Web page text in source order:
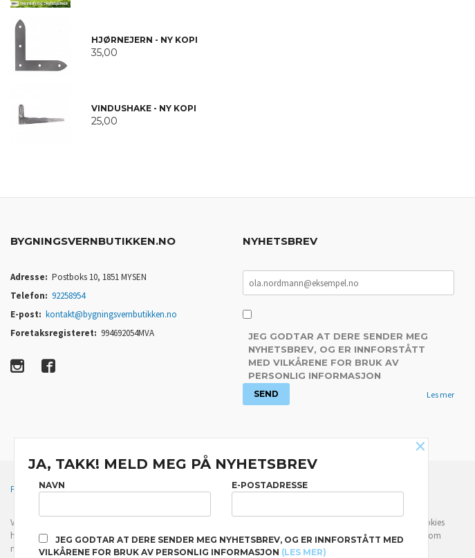
HJØRNEJERN - NY KOPI
35,00
VINDUSHAKE - NY KOPI
25,00
BYGNINGSVERNBUTIKKEN.NO
Adresse: Postboks 10, 1851 MYSEN
Telefon: 92258954
E-post: kontakt@bygningsvernbutikken.no
Foretaksregisteret: 994692054MVA
NYHETSBREV
JEG GODTAR AT DERE SENDER MEG
NYHETSBREV, OG ER INNFORSTÅTT
MED VILKÅRENE FOR BRUK AV
PERSONLIG INFORMASJON
Les mer
FRAKT KJØPSBETINGELSER SIKKERHET OG PERSONVERN NYHETSBREV
Vår nettbutikk bruker cookies slik at du får en bedre kjøpsopplevelse og vi kan yte deg bedre service. Vi bruker cookies
hovedsaklig til å lagre innloggingsdetaljer og huske hva du har puttet i handlekurven din. Fortsett å bruke siden som
normalt om du godtar dette.Les merellerendre innstillinger for cookies.
×
JA, TAKK! MELD MEG PÅ NYHETSBREV
NAVN E-POSTADRESSE
JEG GODTAR AT DERE SENDER MEG NYHETSBREV, OG ER INNFORSTÅTT MED
VILKÅRENE FOR BRUK AV PERSONLIG INFORMASJON (LES MER)